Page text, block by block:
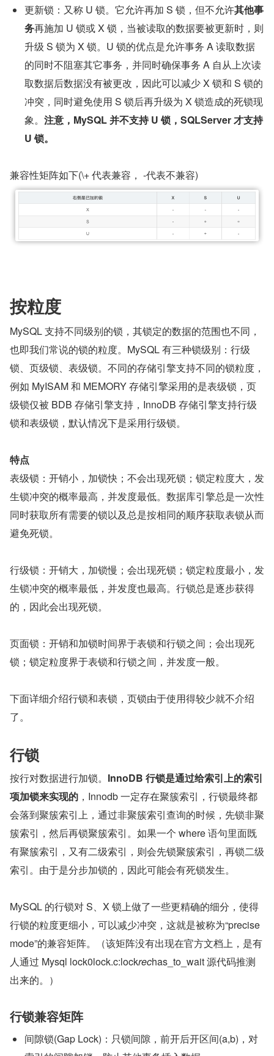
更新锁：又称 U 锁。它允许再加 S 锁，但不允许其他事
务再施加 U 锁或 X 锁，当被读取的数据要被更新时，则
升级 S 锁为 X 锁。U 锁的优点是允许事务 A 读取数据
的同时不阻塞其它事务，并同时确保事务 A 自从上次读
取数据后数据没有被更改，因此可以减少 X 锁和 S 锁的
冲突，同时避免使用 S 锁后再升级为 X 锁造成的死锁现
象。 注意，MySQL 并不支持 U 锁，SQLServer 才支持
U 锁。
兼容性矩阵如下(\+ 代表兼容， -代表不兼容)
按粒度
MySQL 支持不同级别的锁，其锁定的数据的范围也不同，
也即我们常说的锁的粒度。MySQL 有三种锁级别：行级
锁、页级锁、表级锁。不同的存储引擎支持不同的锁粒度，
例如 MyISAM 和 MEMORY 存储引擎采用的是表级锁，页
级锁仅被 BDB 存储引擎支持，InnoDB 存储引擎支持行级
锁和表级锁，默认情况下是采用行级锁。
特点
表级锁：开销小，加锁快；不会出现死锁；锁定粒度大，发
生锁冲突的概率最高，并发度最低。数据库引擎总是一次性
同时获取所有需要的锁以及总是按相同的顺序获取表锁从而
避免死锁。
行级锁：开销大，加锁慢；会出现死锁；锁定粒度最小，发
生锁冲突的概率最低，并发度也最高。行锁总是逐步获得
的，因此会出现死锁。
页面锁：开销和加锁时间界于表锁和行锁之间；会出现死
锁；锁定粒度界于表锁和行锁之间，并发度一般。
下面详细介绍行锁和表锁，页锁由于使用得较少就不介绍
了。
行锁
按行对数据进行加锁。 InnoDB 行锁是通过给索引上的索引
项加锁来实现的 ，Innodb 一定存在聚簇索引，行锁最终都
会落到聚簇索引上，通过非聚簇索引查询的时候，先锁非聚
簇索引，然后再锁聚簇索引。如果一个 where 语句里面既
有聚簇索引，又有二级索引，则会先锁聚簇索引，再锁二级
索引。由于是分步加锁的，因此可能会有死锁发生。
MySQL 的行锁对 S、X 锁上做了一些更精确的细分，使得
行锁的粒度更细小，可以减少冲突，这就是被称为“precise
mode”的兼容矩阵。（该矩阵没有出现在官方文档上，是有
人通过 Mysql lock0lock.c:lockrechas_to_wait 源代码推测
出来的。）
行锁兼容矩阵
间隙锁(Gap Lock)：只锁间隙，前开后开区间(a,b)，对